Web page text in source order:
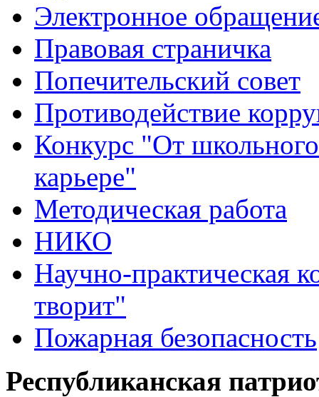
Электронное
Правовая страничка
Попечительский совет
Противодействие
Конкурс "От
карьере"
Методическая работа
НИКО
Научно-практическая
творит"
Пожарная безопасность
Республиканская